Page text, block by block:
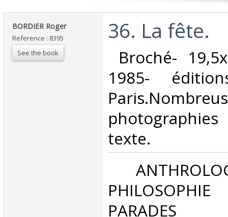
‎BORDIER Roger‎
Reference : 8395
See the book
‎36. La fête. ‎
Broché-
1985-
texte. ‎
PHILOSOPHIE
PARADES‎